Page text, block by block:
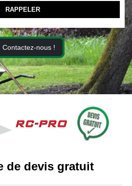
Contactez-nous !
de devis gratuit